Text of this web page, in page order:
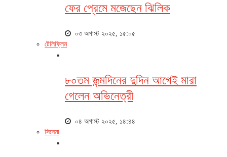
ফের প্রেমে মজেছেন ঝিলিক
০৩ অগাস্ট ২০২৫, ১৫:০৫
টেলিফ্লিম
৮০তম জন্মদিনের দুদিন আগেই মারা
গেলেন অভিনেত্রী
০৪ অগাস্ট ২০২৫, ১৪:৪৪
সিনেমা